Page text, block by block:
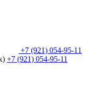
+7 (921) 054-95-11
+7 (921) 054-95-11